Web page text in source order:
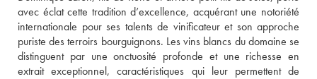
avec éclat cette tradition d’excellence, acquérant une notoriété
internationale pour ses talents de vinificateur et son approche
puriste des terroirs bourguignons. Les vins blancs du domaine se
distinguent par une onctuosité profonde et une richesse en
extrait exceptionnel, caractéristiques qui leur permettent de